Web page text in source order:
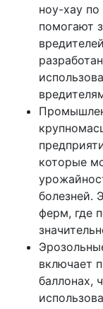
ноу-хау
помогают
которые
болезней.
ферм, где
включает
баллонах,